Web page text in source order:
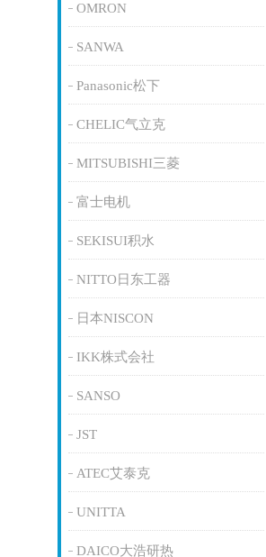
OMRON
SANWA
Panasonic松下
CHELIC气立克
MITSUBISHI三菱
富士电机
SEKISUI积水
NITTO日东工器
日本NISCON
IKK株式会社
SANSO
JST
ATEC艾泰克
UNITTA
DAICO大浩研热